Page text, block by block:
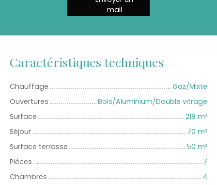
mail
Caractéristiques techniques
Chauffage
Gaz/Mixte
Ouvertures
Bois/Aluminium/Double vitrage
Surface
218 m²
Séjour
70 m²
Surface terrasse
50 m²
Pièces
7
Chambres
4